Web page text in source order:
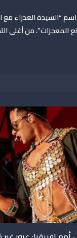
“السيدة العذراء مع
المعجزات”، من أغلى